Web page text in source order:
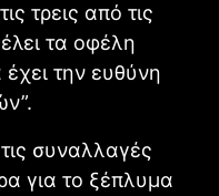
τρεις από τις
τα οφέλη
την ευθύνη
συναλλαγές
για το ξέπλυμα